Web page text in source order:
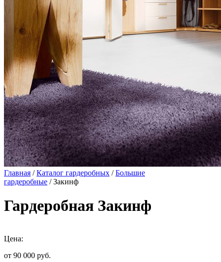
Главная /Каталог гардеробных /Большие
гардеробные / Закинф
Гардеробная Закинф
Цена:
от 90 000 руб.